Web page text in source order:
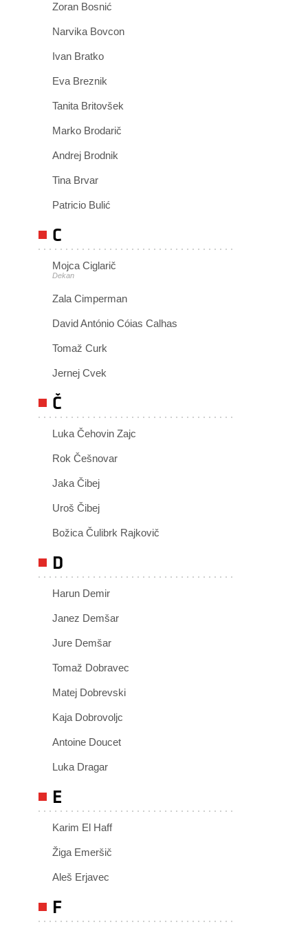
Zoran Bosnić
Narvika Bovcon
Ivan Bratko
Eva Breznik
Tanita Britovšek
Marko Brodarič
Andrej Brodnik
Tina Brvar
Patricio Bulić
C
Mojca Ciglarič
Dekan
Zala Cimperman
David António Cóias Calhas
Tomaž Curk
Jernej Cvek
Č
Luka Čehovin Zajc
Rok Češnovar
Jaka Čibej
Uroš Čibej
Božica Čulibrk Rajkovič
D
Harun Demir
Janez Demšar
Jure Demšar
Tomaž Dobravec
Matej Dobrevski
Kaja Dobrovoljc
Antoine Doucet
Luka Dragar
E
Karim El Haff
Žiga Emeršič
Aleš Erjavec
F